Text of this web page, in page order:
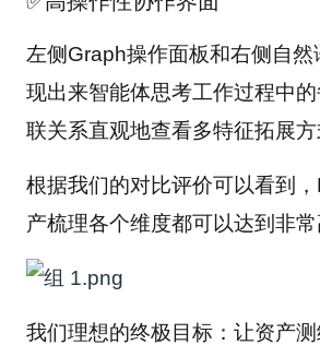
左侧Graph操作面板和右侧自然
现出来智能体思考工作过程中
联关系直观地查看多特征拓展方
根据我们的对比评价可以看到
产梳理各个维度都可以达到非常
我们理想的终极目标：让资产